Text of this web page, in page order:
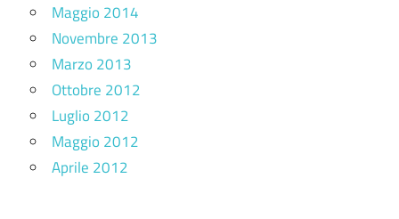
Maggio 2014
Novembre 2013
Marzo 2013
Ottobre 2012
Luglio 2012
Maggio 2012
Aprile 2012